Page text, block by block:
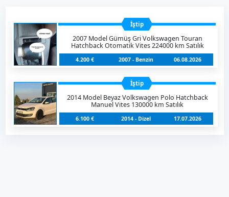
İştip
2007 Model Gümüş Gri Volkswagen Touran
Hatchback Otomatik Vites 224000 km Satılık
4.200 € 2007 - Benzin 06.08.2026
İştip
2014 Model Beyaz Volkswagen Polo Hatchback
Manuel Vites 130000 km Satılık
6.100 € 2014 - Dizel 17.07.2026